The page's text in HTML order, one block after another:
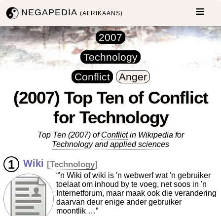
NEGAPEDIA(AFRIKAANS)
2007
Technology
Conflict
Anger
(2007) Top Ten of Conflict
for Technology
Top Ten (2007) ofConflictin Wikipedia for
Technology and applied sciences
Wiki [Technology]
“'n Wiki of wiki is 'n webwerf wat 'n gebruiker
toelaat om inhoud by te voeg, net soos in 'n
Internetforum, maar maak ook die verandering
daarvan deur enige ander gebruiker
moontlik …”